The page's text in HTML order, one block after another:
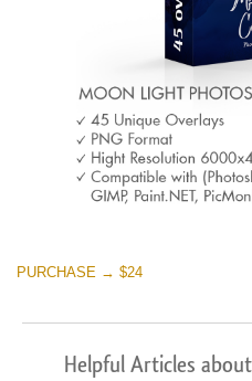
PURCHASE → $24
Helpful Articles